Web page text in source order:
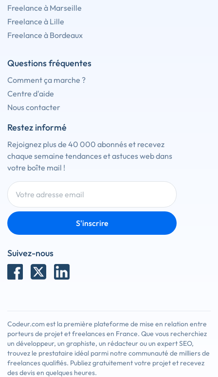
Freelance à Marseille
Freelance à Lille
Freelance à Bordeaux
Questions fréquentes
Comment ça marche ?
Centre d'aide
Nous contacter
Restez informé
Rejoignez plus de 40 000 abonnés et recevez
chaque semaine tendances et astuces web dans
votre boîte mail !
S'inscrire
Suivez-nous
Codeur.com est la première plateforme de mise en relation entre
porteurs de projet et freelances en France. Que vous recherchiez
un développeur, un graphiste, un rédacteur ou un expert SEO,
trouvez le prestataire idéal parmi notre communauté de milliers de
freelances qualifiés. Publiez gratuitement votre projet et recevez
des devis en quelques heures.